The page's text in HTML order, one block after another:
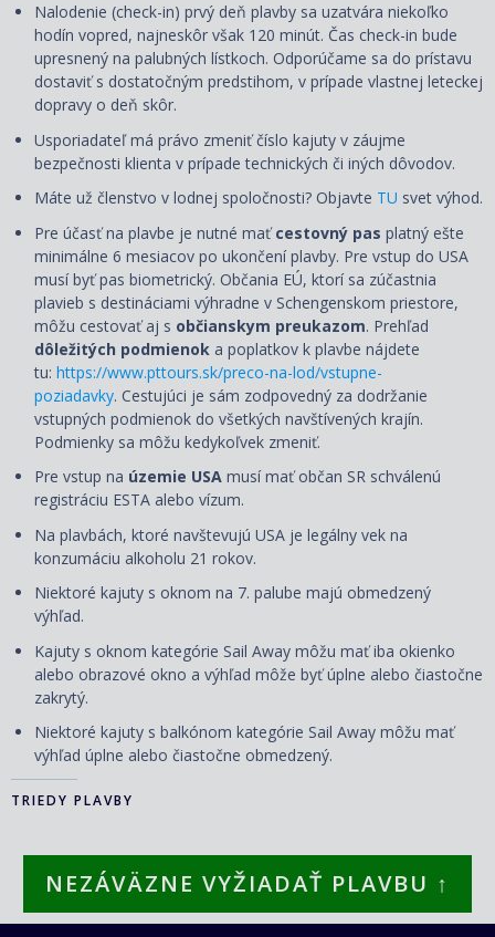
Nalodenie (check-in) prvý deň plavby sa uzatvára niekoľko
hodín vopred, najneskôr však 120 minút. Čas check-in bude
upresnený na palubných lístkoch. Odporúčame sa do prístavu
dostaviť s dostatočným predstihom, v prípade vlastnej leteckej
dopravy o deň skôr.
Usporiadateľ má právo zmeniť číslo kajuty v záujme
bezpečnosti klienta v prípade technických či iných dôvodov.
Máte už členstvo v lodnej spoločnosti? Objavte TU svet výhod.
Pre účasť na plavbe je nutné maťcestovný pas platný ešte
minimálne 6 mesiacov po ukončení plavby. Pre vstup do USA
musí byť pas biometrický. Občania EÚ, ktorí sa zúčastnia
plavieb s destináciami výhradne v Schengenskom priestore,
môžu cestovať aj s občianskym preukazom. Prehľad
dôležitých podmienok a poplatkov k plavbe nájdete
tu: https://www.pttours.sk/preco-na-lod/vstupne-
poziadavky. Cestujúci je sám zodpovedný za dodržanie
vstupných podmienok do všetkých navštívených krajín.
Podmienky sa môžu kedykoľvek zmeniť.
Pre vstup na územie USA musí mať občan SR schválenú
registráciu ESTA alebo vízum.
Na plavbách, ktoré navštevujú USA je legálny vek na
konzumáciu alkoholu 21 rokov.
Niektoré kajuty s oknom na 7. palube majú obmedzený
výhľad.
Kajuty s oknom kategórie Sail Away môžu mať iba okienko
alebo obrazové okno a výhľad môže byť úplne alebo čiastočne
zakrytý.
Niektoré kajuty s balkónom kategórie Sail Away môžu mať
výhľad úplne alebo čiastočne obmedzený.
TRIEDY PLAVBY
NEZÁVÄZNE VYŽIADAŤ PLAVBU ↑